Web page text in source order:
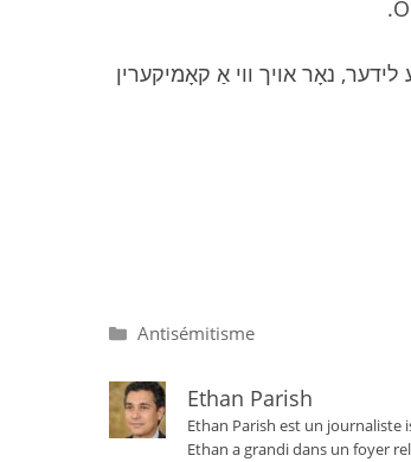
לידער, נאָר אויך ווי אַ קאָמיקערין
Catégories
Antisémitisme
Ethan Parish
Ethan Parish est un journaliste
Ethan a grandi dans un foyer